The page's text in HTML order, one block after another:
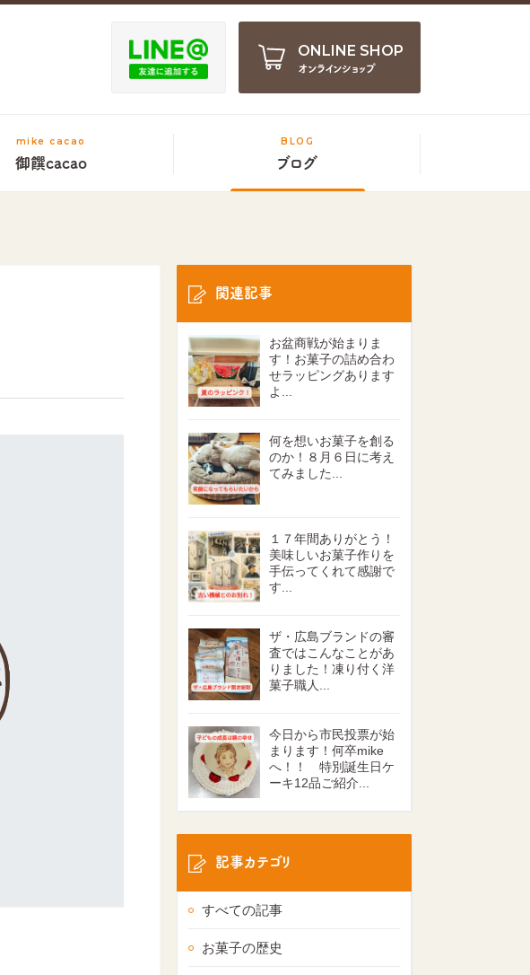
ONLINE SHOP
オンラインショップ
mike cacao
御饌cacao
BLOG
ブログ
関連記事
お盆商戦が始まりま
す！お菓子の詰め合わ
せラッピングあります
よ...
何を想いお菓子を創る
のか！８月６日に考え
てみました...
１７年間ありがとう！
美味しいお菓子作りを
手伝ってくれて感謝で
す...
ザ・広島ブランドの審
査ではこんなことがあ
りました！凍り付く洋
菓子職人...
今日から市民投票が始
まります！何卒mike
へ！！ 特別誕生日ケ
ーキ12品ご紹介...
記事カテゴリ
すべての記事
お菓子の歴史